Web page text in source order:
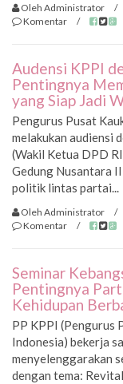
Oleh Administrator /
Komentar
/
Audensi KPPI
Pentingnya
yang Siap Jadi
Pengurus Pusat
melakukan audiensi
(Wakil Ketua DPD
Gedung Nusantara
politik lintas partai...
Oleh Administrator /
Komentar
/
Seminar
Pentingnya
Kehidupan
PP KPPI (Pengurus
Indonesia) bekerja
menyelenggarakan
dengan tema: